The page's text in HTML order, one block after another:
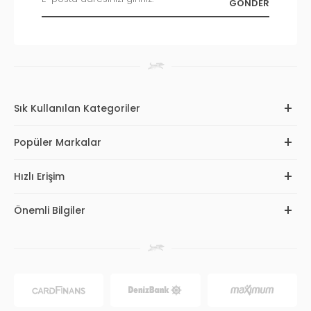
Sık Kullanılan Kategoriler
Popüler Markalar
Hızlı Erişim
Önemli Bilgiler